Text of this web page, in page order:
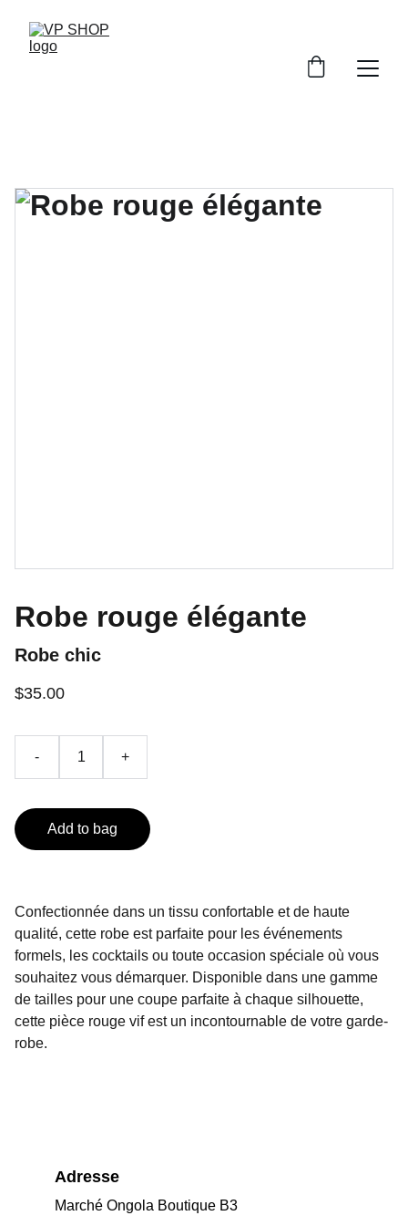
Robe rouge élégante
Robe chic
$35.00
- +
Add to bag
Confectionnée dans un tissu confortable et de haute
qualité, cette robe est parfaite pour les événements
formels, les cocktails ou toute occasion spéciale où vous
souhaitez vous démarquer. Disponible dans une gamme
de tailles pour une coupe parfaite à chaque silhouette,
cette pièce rouge vif est un incontournable de votre garde-
robe.
Adresse
Marché Ongola Boutique B3